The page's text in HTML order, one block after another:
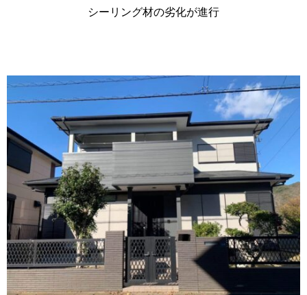
シーリング材の劣化が進行